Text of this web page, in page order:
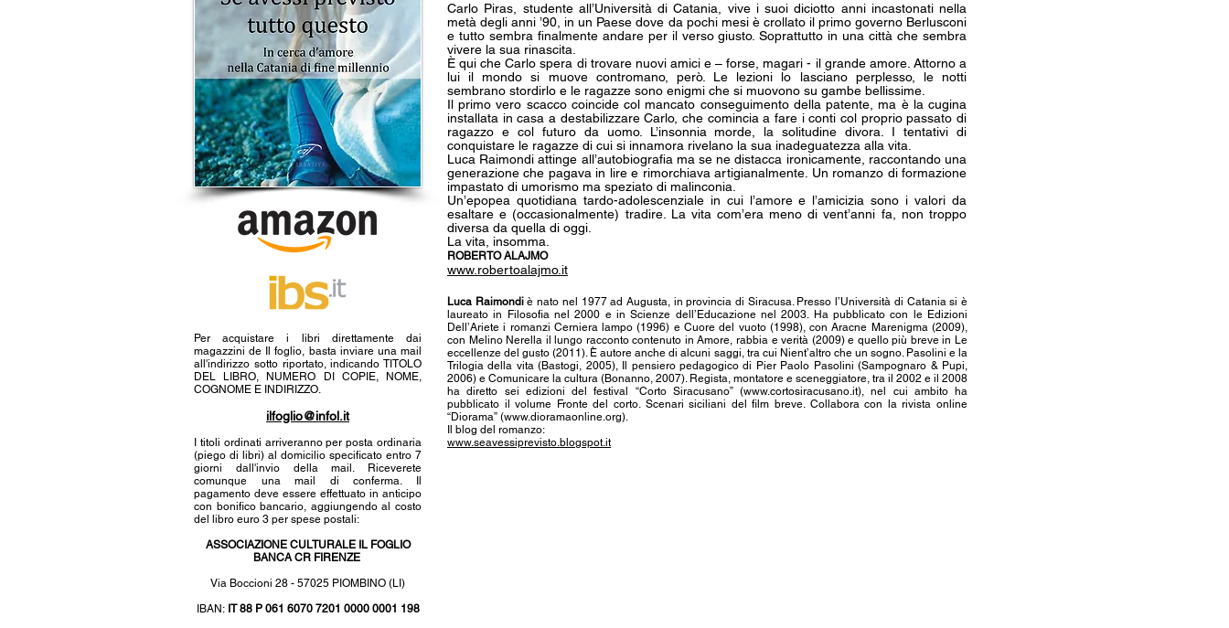
Per acquistare i libri direttamente dai
magazzini de Il foglio, basta inviare una mail
all'indirizzo sotto riportato, indicando TITOLO
DEL LIBRO, NUMERO DI COPIE, NOME,
COGNOME E INDIRIZZO.
ilfoglio@infol.it
I titoli ordinati arriveranno per posta ordinaria
(piego di libri) al domicilio specificato entro 7
giorni dall'invio della mail. Riceverete
comunque una mail di conferma. Il
pagamento deve essere effettuato in anticipo
con bonifico bancario, aggiungendo al costo
del libro euro 3 per spese postali:
ASSOCIAZIONE CULTURALE IL FOGLIO
BANCA CR FIRENZE
Via Boccioni 28 - 57025 PIOMBINO (LI)
IBAN:IT 88 P 061 6070 7201 0000 0001 198
Carlo Piras, studente all’Università di Catania, vive i suoi diciotto anni incastonati nella
metà degli anni ’90, in un Paese dove da pochi mesi è crollato il primo governo Berlusconi
e tutto sembra finalmente andare per il verso giusto. Soprattutto in una città che sembra
vivere la sua rinascita.
È qui che Carlo spera di trovare nuovi amici e – forse, magari - il grande amore. Attorno a
lui il mondo si muove contromano, però. Le lezioni lo lasciano perplesso, le notti
sembrano stordirlo e le ragazze sono enigmi che si muovono su gambe bellissime.
Il primo vero scacco coincide col mancato conseguimento della patente, ma è la cugina
installata in casa a destabilizzare Carlo, che comincia a fare i conti col proprio passato di
ragazzo e col futuro da uomo. L’insonnia morde, la solitudine divora. I tentativi di
conquistare le ragazze di cui si innamora rivelano la sua inadeguatezza alla vita.
Luca Raimondi attinge all’autobiografia ma se ne distacca ironicamente, raccontando una
generazione che pagava in lire e rimorchiava artigianalmente. Un romanzo di formazione
impastato di umorismo ma speziato di malinconia.
Un’epopea quotidiana tardo-adolescenziale in cui l’amore e l’amicizia sono i valori da
esaltare e (occasionalmente) tradire. La vita com’era meno di vent’anni fa, non troppo
diversa da quella di oggi.
La vita, insomma.
ROBERTO ALAJMO
www.robertoalajmo.it
Luca Raimondiè nato nel 1977 ad Augusta, in provincia di Siracusa. Presso l’Università di Catania si è
laureato in Filosofia nel 2000 e in Scienze dell’Educazione nel 2003. Ha pubblicato con le Edizioni
Dell’Ariete i romanzi Cerniera lampo (1996) e Cuore del vuoto (1998), con Aracne Marenigma (2009),
con Melino Nerella il lungo racconto contenuto in Amore, rabbia e verità (2009) e quello più breve in Le
eccellenze del gusto (2011). È autore anche di alcuni saggi, tra cui Nient’altro che un sogno. Pasolini e la
Trilogia della vita (Bastogi, 2005), Il pensiero pedagogico di Pier Paolo Pasolini (Sampognaro & Pupi,
2006) e Comunicare la cultura (Bonanno, 2007). Regista, montatore e sceneggiatore, tra il 2002 e il 2008
ha diretto sei edizioni del festival “Corto Siracusano” (www.cortosiracusano.it), nel cui ambito ha
pubblicato il volume Fronte del corto. Scenari siciliani del film breve. Collabora con la rivista online
“Diorama” (www.dioramaonline.org).
Il blog del romanzo:
www.seavessiprevisto.blogspot.it